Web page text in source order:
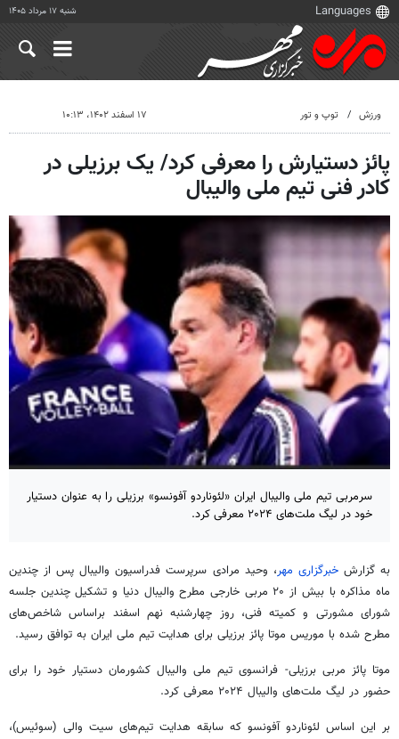
شنبه ۱۷ مرداد ۱۴۰۵
ورزش توپ و تور ۱۷ اسفند ۱۴۰۲، ۱۰:۱۳
پائز دستیارش را معرفی کرد/ یک برزیلی در
کادر فنی تیم ملی والیبال
سرمربی تیم ملی والیبال ایران «لئوناردو آفونسو» برزیلی را به عنوان دستیار
خود در لیگ ملت‌های ۲۰۲۴ معرفی کرد.
به گزارشخبرگزاری مهر، وحید مرادی سرپرست فدراسیون والیبال پس از چندین
ماه مذاکره با بیش از ۲۰ مربی خارجی مطرح والیبال دنیا و تشکیل چندین جلسه
شورای مشورتی و کمیته فنی، روز چهارشنبه نهم اسفند براساس شاخص‌های
مطرح شده با موریس موتا پائز برزیلی برای هدایت تیم ملی ایران به توافق رسید.
موتا پائز مربی برزیلی- فرانسوی تیم ملی والیبال کشورمان دستیار خود را برای
حضور در لیگ ملت‌های والیبال ۲۰۲۴ معرفی کرد.
بر این اساس لئوناردو آفونسو که سابقه هدایت تیم‌های سیت والی (سوئیس)،